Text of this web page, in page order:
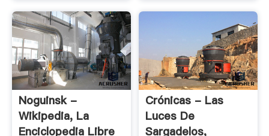
Noguinsk -
Wikipedia, La
Enciclopedia Libre
Crónicas - Las
Luces De
Sargadelos,